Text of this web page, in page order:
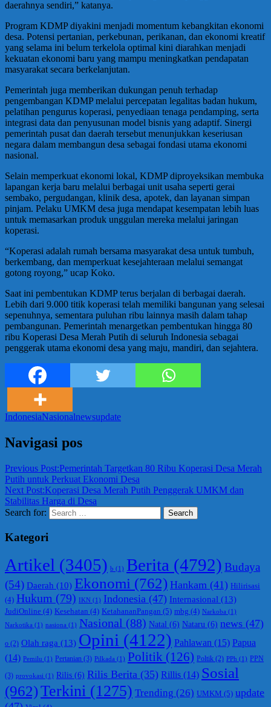
daerahnya sendiri,” katanya.
Program KDMP diyakini menjadi momentum kebangkitan ekonomi
desa. Potensi pertanian, perkebunan, perikanan, dan ekonomi kreatif
yang selama ini belum terkelola optimal kini diarahkan menjadi
kekuatan ekonomi baru yang mampu meningkatkan pendapatan
masyarakat secara berkelanjutan.
Pemerintah juga memberikan dukungan penuh terhadap
pengembangan KDMP melalui percepatan legalitas badan hukum,
pelatihan pengurus koperasi, penyediaan tenaga pendamping, serta
integrasi data dan penyusunan model bisnis yang adaptif. Sinergi
pemerintah pusat dan daerah tersebut menunjukkan keseriusan
negara dalam membangun desa sebagai fondasi utama ekonomi
nasional.
Selain memperkuat ekonomi lokal, KDMP diproyeksikan membuka
lapangan kerja baru melalui berbagai unit usaha seperti gerai
sembako, pergudangan, klinik desa, apotek, dan layanan simpan
pinjam. Pelaku UMKM desa juga mendapat kesempatan lebih luas
untuk memasarkan produk unggulan mereka melalui jaringan
koperasi.
“Koperasi adalah rumah bersama masyarakat desa untuk tumbuh,
berkembang, dan memperkuat kesejahteraan melalui semangat
gotong royong,” ucap Koko.
Saat ini pembentukan KDMP terus berjalan di berbagai daerah.
Lebih dari 9.000 titik koperasi telah memiliki bangunan yang selesai
sepenuhnya, sementara puluhan ribu lainnya masih dalam tahap
pembangunan. Pemerintah menargetkan pembentukan hingga 80
ribu Koperasi Desa Merah Putih di seluruh Indonesia sebagai
penggerak utama ekonomi desa yang maju, mandiri, dan sejahtera.
IndonesiaNasionalnewsupdate
Navigasi pos
Previous Post:Pemerintah Targetkan 80 Ribu Koperasi Desa Merah
Putih untuk Perkuat Ekonomi Desa
Next Post:Koperasi Desa Merah Putih Penggerak UMKM dan
Stabilitas Harga di Desa
Search for:
Search
Kategori
Artikel (3405) b (1) Berita (4792) Budaya
(54) Daerah (10) Ekonomi (762) Hankam (41) Hilirisasi
(4) Hukum (79) IKN (1) Indonesia (47) Internasional (13)
JudiOnline (4) Kesehatan (4) KetahananPangan (5) mbg (4) Narkoba (1)
Narkotika (1) nasiona (1) Nasional (88) Natal (6) Nataru (6) news (47)
o (2) Olah raga (13) Opini (4122) Pahlawan (15) Papua
(14) Pemilu (1) Pertanian (3) Pilkada (1) Politik (126) Poltik (2) PPh (1) PPN
(3) provokasi (1) Rilis (6) Rilis Berita (35) Rillis (14) Sosial
(962)Terkini (1275) Trending (26) UMKM (5) update